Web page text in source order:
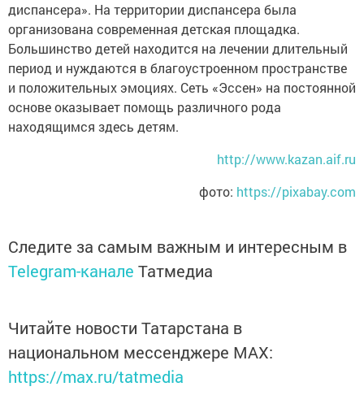
диспансера». На территории диспансера была
организована современная детская площадка.
Большинство детей находится на лечении длительный
период и нуждаются в благоустроенном пространстве
и положительных эмоциях. Сеть «Эссен» на постоянной
основе оказывает помощь различного рода
находящимся здесь детям.
http://www.kazan.aif.ru
фото: https://pixabay.com
Следите за самым важным и интересным в
Telegram-канале Татмедиа
Читайте новости Татарстана в
национальном мессенджере MАХ:
https://max.ru/tatmedia